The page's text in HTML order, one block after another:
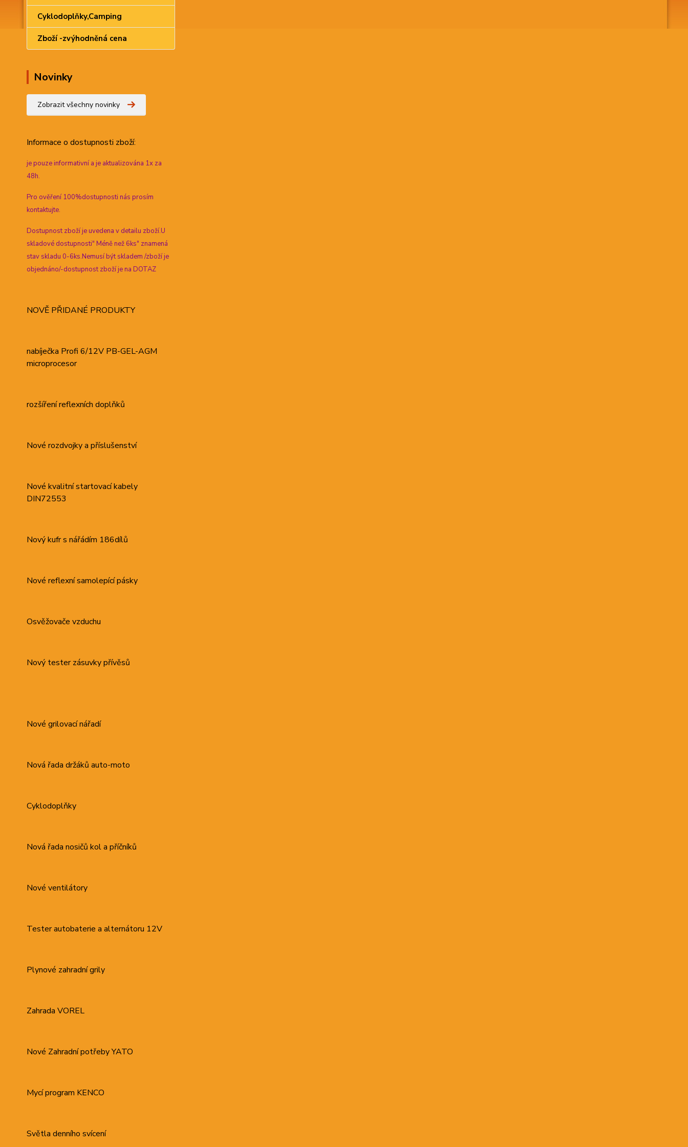
Cyklodoplňky,Camping
Zboží -zvýhodněná cena
Novinky
Zobrazit všechny novinky
Informace o dostupnosti zboží:
je pouze informativní a je aktualizována 1x za
48h.
Pro ověření 100%dostupnosti nás prosím
kontaktujte.
Dostupnost zboží je uvedena v detailu zboží.U
skladové dostupnosti" Méně než 6ks" znamená
stav skladu 0-6ks.Nemusí být skladem /zboží je
objednáno/-dostupnost zboží je na DOTAZ
NOVĚ PŘIDANÉ PRODUKTY
nabíječka Profi 6/12V PB-GEL-AGM
microprocesor
rozšíření reflexních doplňků
Nové rozdvojky a příslušenství
Nové kvalitní startovací kabely
DIN72553
Nový kufr s nářádím 186dílů
Nové reflexní samolepící pásky
Osvěžovače vzduchu
Nový tester zásuvky přívěsů
Nové grilovací nářadí
Nová řada držáků auto-moto
Cyklodoplňky
Nová řada nosičů kol a příčníků
Nové ventilátory
Tester autobaterie a alternátoru 12V
Plynové zahradní grily
Zahrada VOREL
Nové Zahradní potřeby YATO
Mycí program KENCO
Světla denního svícení